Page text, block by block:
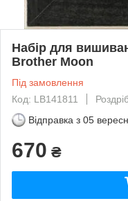
Набір для
Brother Moon
Під замовлення
Код: LB141811
Відправка з 05
670 ₴